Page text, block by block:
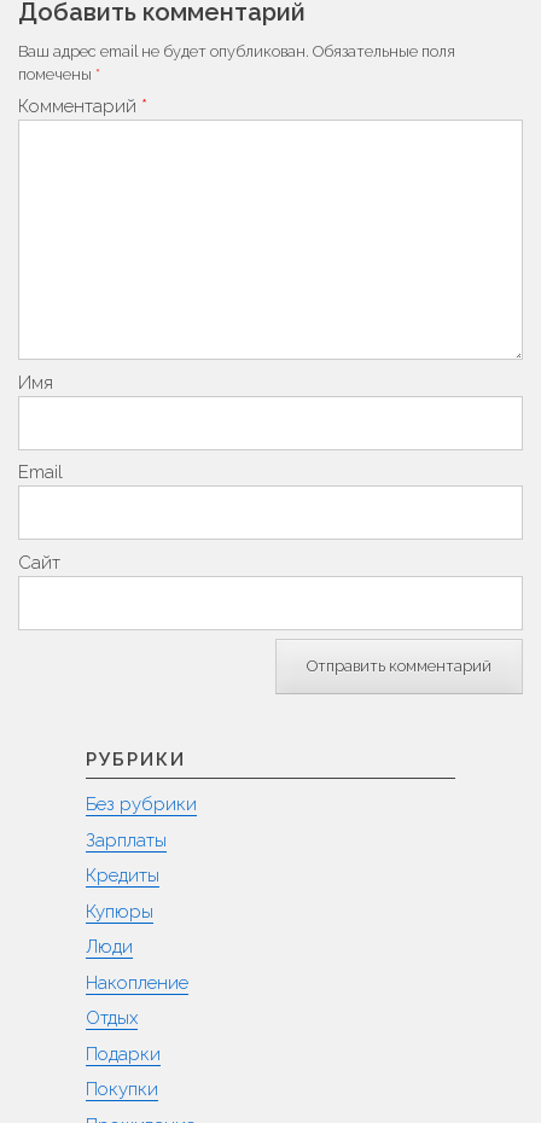
записям
Добавить комментарий
Ваш адрес email не будет опубликован. Обязательные поля
помечены *
Комментарий *
Имя
Email
Сайт
РУБРИКИ
Без рубрики
Зарплаты
Кредиты
Купюры
Люди
Накопление
Отдых
Подарки
Покупки